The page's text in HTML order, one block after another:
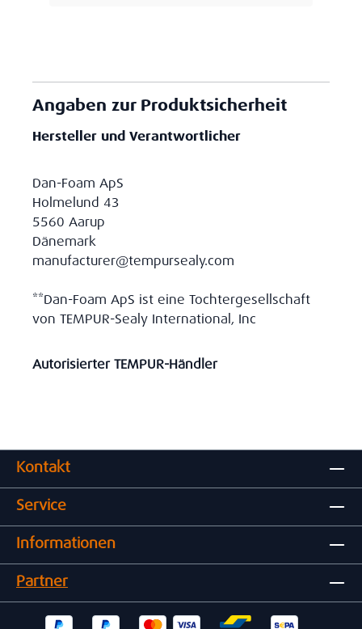
Angaben zur Produktsicherheit
Hersteller und Verantwortlicher
Dan-Foam ApS
Holmelund 43
5560 Aarup
Dänemark
manufacturer@tempursealy.com
**Dan-Foam ApS ist eine Tochtergesellschaft
von TEMPUR-Sealy International, Inc
Autorisierter TEMPUR-Händler
Kontakt
Service
Informationen
Partner